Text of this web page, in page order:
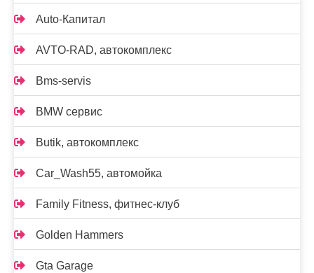
Auto-Капитал
AVTO-RAD, автокомплекс
Bms-servis
BMW сервис
Butik, автокомплекс
Car_Wash55, автомойка
Family Fitness, фитнес-клуб
Golden Hammers
Gta Garage